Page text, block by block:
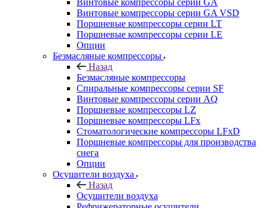
Винтовые компрессоры cерии GA
Винтовые компрессоры cерии GA VSD
Поршневые компрессоры серии LT
Поршневые компрессоры серии LE
Опции
Безмасляные компрессоры
Назад
Безмасляные компрессоры
Спиральные компрессоры серии SF
Винтовые компрессоры серии AQ
Поршневые компрессоры LZ
Поршневые компрессоры LFx
Стоматологические компрессоры LFxD
Поршневые компрессоры для производства
снега
Опции
Осушители воздуха
Назад
Осушители воздуха